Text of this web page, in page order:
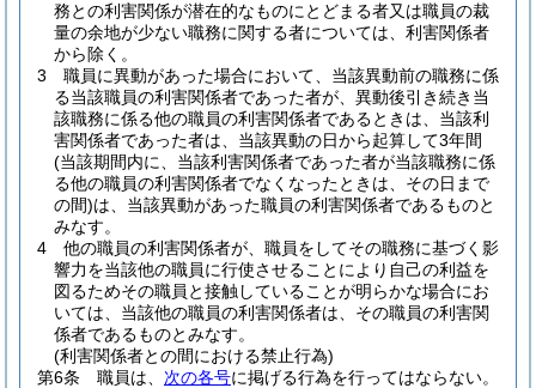
務との利害関係が潜在的なものにとどまる者又は職員の裁
量の余地が少ない職務に関する者については、利害関係者
から除く。
3
職員に異動があった場合において、当該異動前の職務に係
る当該職員の利害関係者であった者が、異動後引き続き当
該職務に係る他の職員の利害関係者であるときは、当該利
害関係者であった者は、当該異動の日から起算して3年間
(当該期間内に、当該利害関係者であった者が当該職務に係
る他の職員の利害関係者でなくなったときは、その日まで
の間)は、当該異動があった職員の利害関係者であるものと
みなす。
4
他の職員の利害関係者が、職員をしてその職務に基づく影
響力を当該他の職員に行使させることにより自己の利益を
図るためその職員と接触していることが明らかな場合にお
いては、当該他の職員の利害関係者は、その職員の利害関
係者であるものとみなす。
(利害関係者との間における禁止行為)
第6条
職員は、 次の各号に掲げる行為を行ってはならない。